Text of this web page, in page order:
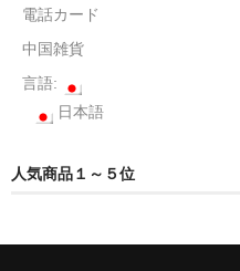
電話カード
中国雑貨
言語:
日本語
人気商品１～５位